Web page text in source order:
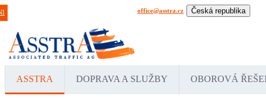
office@asstra.cz Česká republika
ASSTRA DOPRAVA A SLUŽBY OBOROVÁ